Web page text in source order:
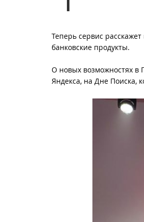
Теперь сервис
банковские продукты.
О новых возможностях в
Яндекса, на Дне Поиска,